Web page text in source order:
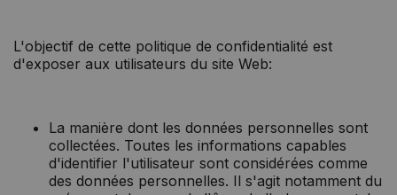
L'objectif de cette politique de confidentialité est
d'exposer aux utilisateurs du site Web:
La manière dont les données personnelles sont
collectées. Toutes les informations capables
d'identifier l'utilisateur sont considérées comme
des données personnelles. Il s'agit notamment du